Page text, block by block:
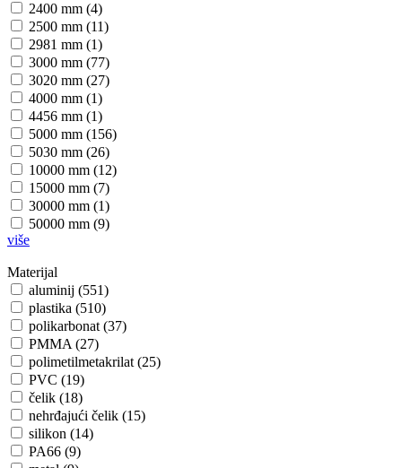
2400 mm (4)
2500 mm (11)
2981 mm (1)
3000 mm (77)
3020 mm (27)
4000 mm (1)
4456 mm (1)
5000 mm (156)
5030 mm (26)
10000 mm (12)
15000 mm (7)
30000 mm (1)
50000 mm (9)
više
Materijal
aluminij (551)
plastika (510)
polikarbonat (37)
PMMA (27)
polimetilmetakrilat (25)
PVC (19)
čelik (18)
nehrđajući čelik (15)
silikon (14)
PA66 (9)